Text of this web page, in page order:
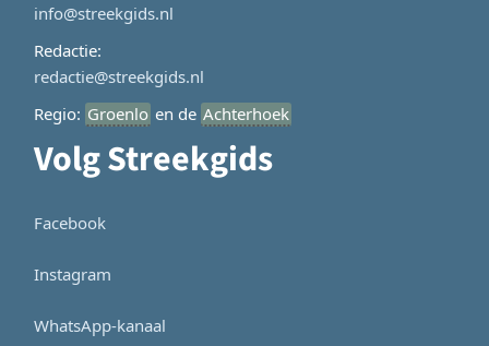
info@streekgids.nl
Redactie:
redactie@streekgids.nl
Regio: Groenlo en de Achterhoek
Volg Streekgids
Facebook
Instagram
WhatsApp-kanaal